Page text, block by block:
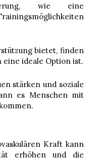
wie eine
bietet, finden
eine ideale Option ist.
stärken und soziale
es Menschen mit
Kraft kann
erhöhen und die